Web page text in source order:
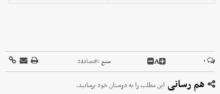
۰ A منبع :اقتصاد24
هم رسانی این مطلب را به دوستان خود برسانید.